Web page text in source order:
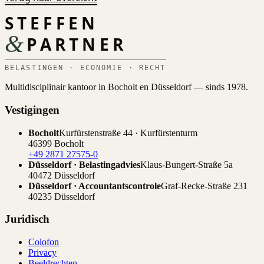
STEFFEN
&PARTNER
BELASTINGEN · ECONOMIE · RECHT
Multidisciplinair kantoor in Bocholt en Düsseldorf — sinds 1978.
Vestigingen
BocholtKurfürstenstraße 44 · Kurfürstenturm
46399 Bocholt
+49 2871 27575-0
Düsseldorf · BelastingadviesKlaus-Bungert-Straße 5a
40472 Düsseldorf
Düsseldorf · AccountantscontroleGraf-Recke-Straße 231
40235 Düsseldorf
Juridisch
Colofon
Privacy